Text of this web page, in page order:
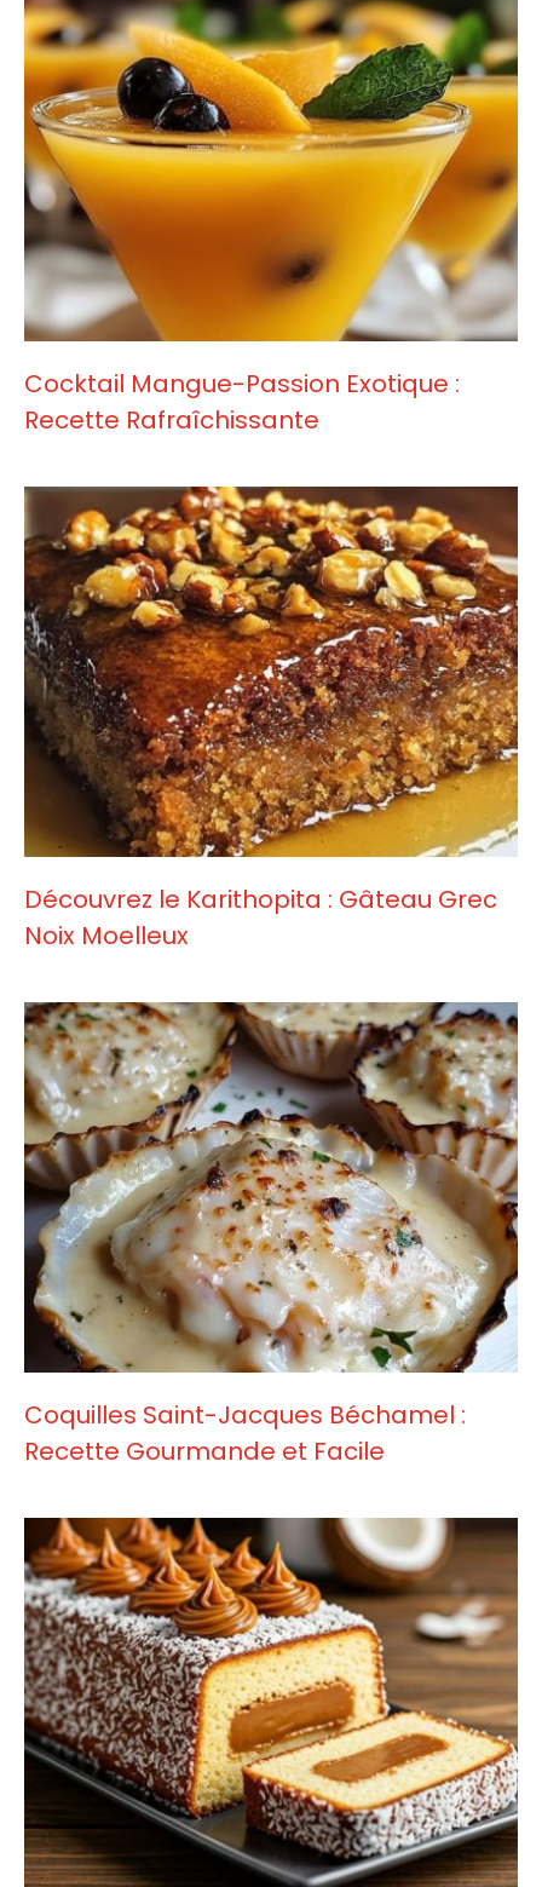
Cocktail Mangue-Passion Exotique :
Recette Rafraîchissante
Découvrez le Karithopita : Gâteau Grec
Noix Moelleux
Coquilles Saint-Jacques Béchamel :
Recette Gourmande et Facile